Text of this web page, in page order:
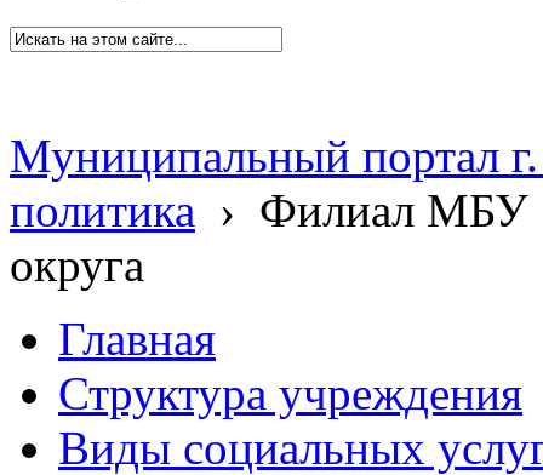
Муниципальный портал
политика › Филиал МБУ
округа
Главная
Структура учреждения
Виды социальных